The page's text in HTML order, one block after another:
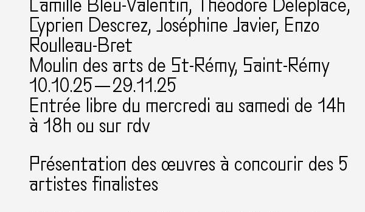
Camille Bleu-Valentin, Théodore Deleplace,
Cyprien Descrez, Joséphine Javier, Enzo
Roulleau-Bret
Moulin des arts de St-Rémy, Saint-Rémy
10.10.25 — 29.11.25
Entrée libre du mercredi au samedi de 14h
à 18h ou sur rdv
Présentation des œuvres à concourir des 5
artistes finalistes